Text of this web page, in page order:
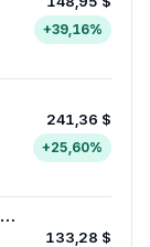
+39,16%
241,36 $
+25,60%
Space Exploration Technologies Corp. Class A Common Stock
133,28 $